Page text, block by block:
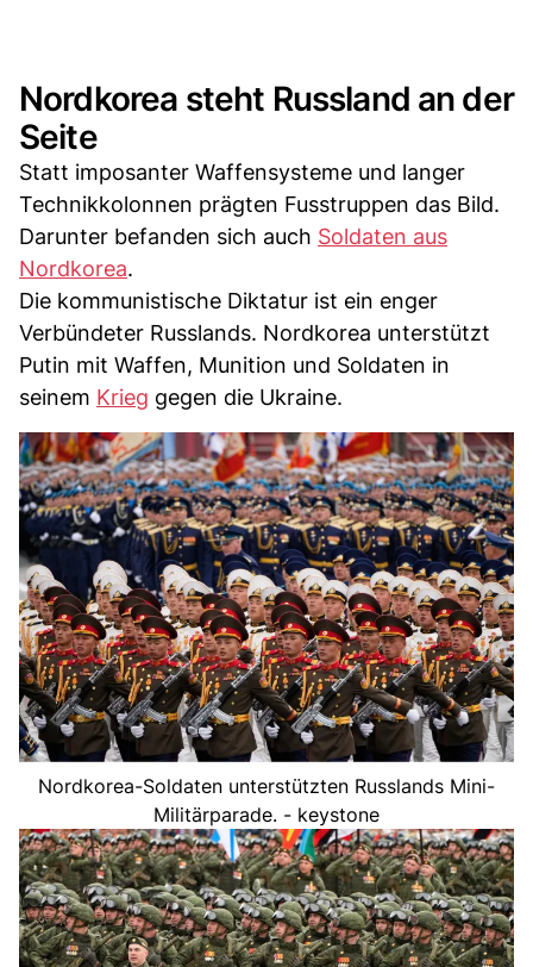
Nordkorea steht Russland an der
Seite
Statt imposanter Waffensysteme und langer
Technikkolonnen prägten Fusstruppen das Bild.
Darunter befanden sich auch Soldaten aus
Nordkorea.
Die kommunistische Diktatur ist ein enger
Verbündeter Russlands. Nordkorea unterstützt
Putin mit Waffen, Munition und Soldaten in
seinem Krieg gegen die Ukraine.
Nordkorea-Soldaten unterstützten Russlands Mini-
Militärparade. - keystone